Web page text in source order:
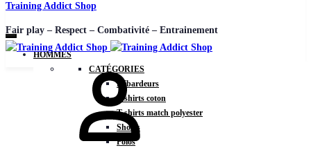
Training Addict Shop
Fair play – Respect – Combativité – Entrainement
HOMMES
CATÉGORIES
Débardeurs
T-shirts coton
T-shirts match polyester
Shorts
Polos